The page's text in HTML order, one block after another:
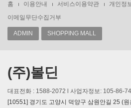
홈 이용안내 서비스이용약관
개인정
이메일무단수집거부
ADMIN SHOPPING MALL
(주)볼딘
대표전화 : 1588-2072 l 사업자정보: 105-86-
[10551] 경기도 고양시 덕양구 삼원안길 25 (